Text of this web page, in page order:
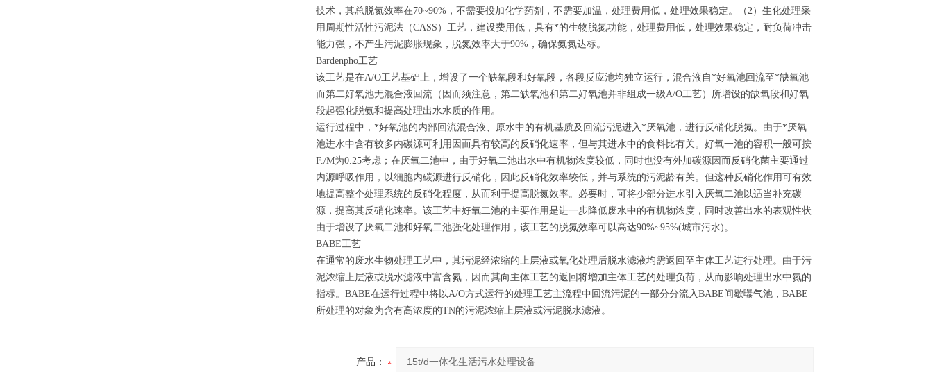
技术，其总脱氮效率在70~90%，不需要投加化学药剂，不需要加温，处理费用低，处理效果稳定。（2）生化处理采
用周期性活性污泥法（CASS）工艺，建设费用低，具有*的生物脱氮功能，处理费用低，处理效果稳定，耐负荷冲击
能力强，不产生污泥膨胀现象，脱氮效率大于90%，确保氨氮达标。
Bardenpho工艺
该工艺是在A/O工艺基础上，增设了一个缺氧段和好氧段，各段反应池均独立运行，混合液自*好氧池回流至*缺氧池
而第二好氧池无混合液回流（因而须注意，第二缺氧池和第二好氧池并非组成一级A/O工艺）所增设的缺氧段和好氧
段起强化脱氨和提高处理出水水质的作用。
运行过程中，*好氧池的内部回流混合液、原水中的有机基质及回流污泥进入*厌氧池，进行反硝化脱氮。由于*厌氧
池进水中含有较多内碳源可利用因而具有较高的反硝化速率，但与其进水中的食料比有关。好氧一池的容积一般可按
F./M为0.25考虑；在厌氧二池中，由于好氧二池出水中有机物浓度较低，同时也没有外加碳源因而反硝化菌主要通过
内源呼吸作用，以细胞内碳源进行反硝化，因此反硝化效率较低，并与系统的污泥龄有关。但这种反硝化作用可有效
地提高整个处理系统的反硝化程度，从而利于提高脱氮效率。必要时，可将少部分进水引入厌氧二池以适当补充碳
源，提高其反硝化速率。该工艺中好氧二池的主要作用是进一步降低废水中的有机物浓度，同时改善出水的表观性状
由于增设了厌氧二池和好氧二池强化处理作用，该工艺的脱氮效率可以高达90%~95%(城市污水)。
BABE工艺
在通常的废水生物处理工艺中，其污泥经浓缩的上层液或氧化处理后脱水滤液均需返回至主体工艺进行处理。由于污
泥浓缩上层液或脱水滤液中富含氮，因而其向主体工艺的返回将增加主体工艺的处理负荷，从而影响处理出水中氮的
指标。BABE在运行过程中将以A/O方式运行的处理工艺主流程中回流污泥的一部分分流入BABE间歇曝气池，BABE
所处理的对象为含有高浓度的TN的污泥浓缩上层液或污泥脱水滤液。
产品：